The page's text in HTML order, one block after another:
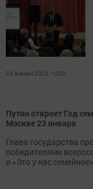
23 января 2024, 10:00
Путин откроет Год
Москве 23 января
Глава государства
победителями
и «Это у нас